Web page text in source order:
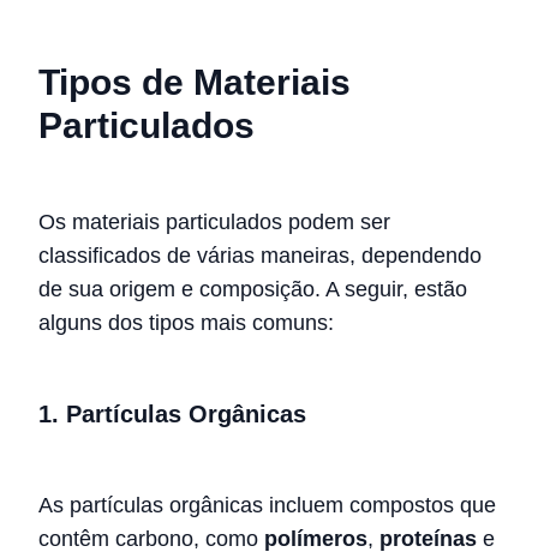
Tipos de Materiais
Particulados
Os materiais particulados podem ser
classificados de várias maneiras, dependendo
de sua origem e composição. A seguir, estão
alguns dos tipos mais comuns:
1. Partículas Orgânicas
As partículas orgânicas incluem compostos que
contêm carbono, como polímeros, proteínas e